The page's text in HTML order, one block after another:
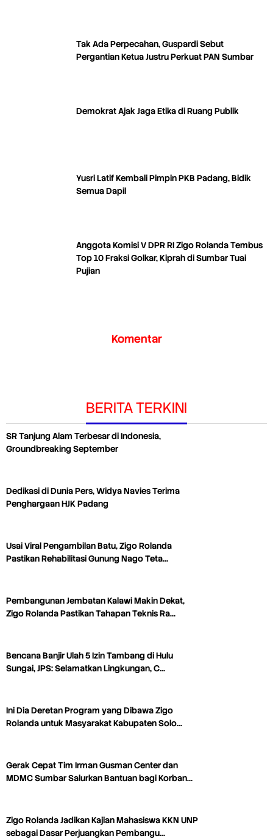
Tak Ada Perpecahan, Guspardi Sebut
Pergantian Ketua Justru Perkuat PAN Sumbar
Demokrat Ajak Jaga Etika di Ruang Publik
Yusri Latif Kembali Pimpin PKB Padang, Bidik
Semua Dapil
Anggota Komisi V DPR RI Zigo Rolanda Tembus
Top 10 Fraksi Golkar, Kiprah di Sumbar Tuai
Pujian
Komentar
BERITA TERKINI
SR Tanjung Alam Terbesar di Indonesia,
Groundbreaking September
Dedikasi di Dunia Pers, Widya Navies Terima
Penghargaan HJK Padang
Usai Viral Pengambilan Batu, Zigo Rolanda
Pastikan Rehabilitasi Gunung Nago Teta…
Pembangunan Jembatan Kalawi Makin Dekat,
Zigo Rolanda Pastikan Tahapan Teknis Ra…
Bencana Banjir Ulah 5 Izin Tambang di Hulu
Sungai, JPS: Selamatkan Lingkungan, C…
Ini Dia Deretan Program yang Dibawa Zigo
Rolanda untuk Masyarakat Kabupaten Solo…
Gerak Cepat Tim Irman Gusman Center dan
MDMC Sumbar Salurkan Bantuan bagi Korban…
Zigo Rolanda Jadikan Kajian Mahasiswa KKN UNP
sebagai Dasar Perjuangkan Pembangu…